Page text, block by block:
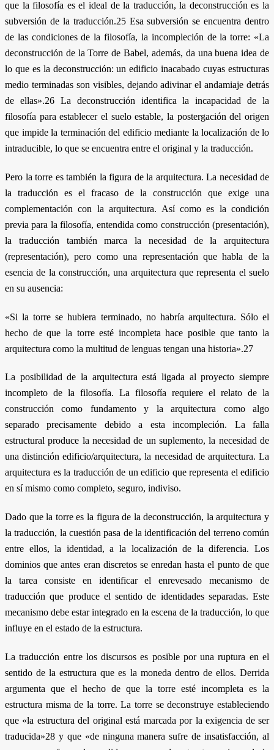
que la filosofía es el ideal de la traducción, la deconstrucción es la
subversión de la traducción.25 Esa subversión se encuentra dentro
de las condiciones de la filosofía, la incompleción de la torre: «La
deconstrucción de la Torre de Babel, además, da una buena idea de
lo que es la deconstrucción: un edificio inacabado cuyas estructuras
medio terminadas son visibles, dejando adivinar el andamiaje detrás
de ellas».26 La deconstrucción identifica la incapacidad de la
filosofía para establecer el suelo estable, la postergación del origen
que impide la terminación del edificio mediante la localización de lo
intraducible, lo que se encuentra entre el original y la traducción.
Pero la torre es también la figura de la arquitectura. La necesidad de
la traducción es el fracaso de la construcción que exige una
complementación con la arquitectura. Así como es la condición
previa para la filosofía, entendida como construcción (presentación),
la traducción también marca la necesidad de la arquitectura
(representación), pero como una representación que habla de la
esencia de la construcción, una arquitectura que representa el suelo
en su ausencia:
«Si la torre se hubiera terminado, no habría arquitectura. Sólo el
hecho de que la torre esté incompleta hace posible que tanto la
arquitectura como la multitud de lenguas tengan una historia».27
La posibilidad de la arquitectura está ligada al proyecto siempre
incompleto de la filosofía. La filosofía requiere el relato de la
construcción como fundamento y la arquitectura como algo
separado precisamente debido a esta incompleción. La falla
estructural produce la necesidad de un suplemento, la necesidad de
una distinción edificio/arquitectura, la necesidad de arquitectura. La
arquitectura es la traducción de un edificio que representa el edificio
en sí mismo como completo, seguro, indiviso.
Dado que la torre es la figura de la deconstrucción, la arquitectura y
la traducción, la cuestión pasa de la identificación del terreno común
entre ellos, la identidad, a la localización de la diferencia. Los
dominios que antes eran discretos se enredan hasta el punto de que
la tarea consiste en identificar el enrevesado mecanismo de
traducción que produce el sentido de identidades separadas. Este
mecanismo debe estar integrado en la escena de la traducción, lo que
influye en el estado de la estructura.
La traducción entre los discursos es posible por una ruptura en el
sentido de la estructura que es la moneda dentro de ellos. Derrida
argumenta que el hecho de que la torre esté incompleta es la
estructura misma de la torre. La torre se deconstruye estableciendo
que «la estructura del original está marcada por la exigencia de ser
traducida»28 y que «de ninguna manera sufre de insatisfacción, al